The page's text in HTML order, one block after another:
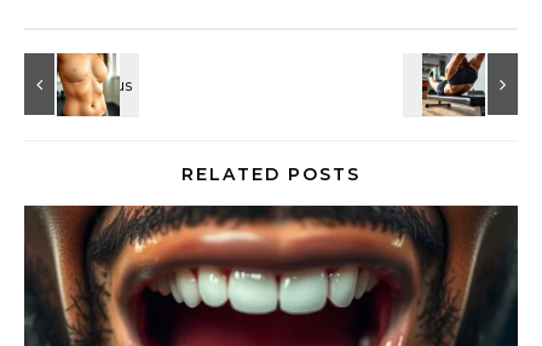
RELATED POSTS